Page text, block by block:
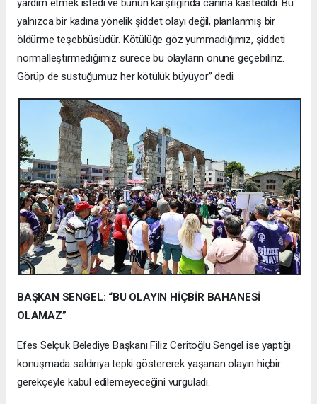
yalnızca bir kadına yönelik şiddet olayı değil, planlanmış bir
öldürme teşebbüsüdür. Kötülüğe göz yummadığımız, şiddeti
normalleştirmediğimiz sürece bu olayların önüne geçebiliriz.
Görüp de sustuğumuz her kötülük büyüyor” dedi.
BAŞKAN SENGEL: “BU OLAYIN HİÇBİR BAHANESİ
OLAMAZ”
Efes Selçuk Belediye Başkanı Filiz Ceritoğlu Sengel ise yaptığı
konuşmada saldırıya tepki göstererek yaşanan olayın hiçbir
gerekçeyle kabul edilemeyeceğini vurguladı.